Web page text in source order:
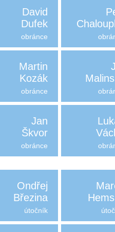
David
Dufek
obránce
Martin
Kozák
obránce
Jan
Škvor
obránce
Ondřej
Březina
útočník